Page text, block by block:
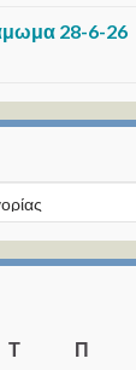
28-6-26
Τ Π